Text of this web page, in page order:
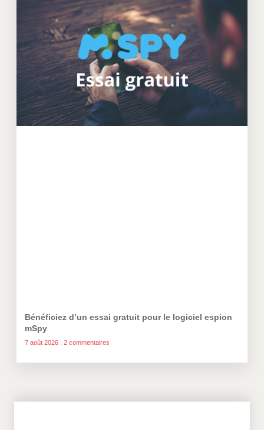
Bénéficiez d’un essai gratuit pour le logiciel espion
mSpy
7 août 2026 2 commentaires